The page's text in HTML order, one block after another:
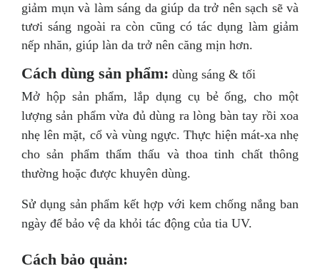
giảm mụn và làm sáng da giúp da trở nên sạch sẽ và
tươi sáng ngoài ra còn cũng có tác dụng làm giảm
nếp nhăn, giúp làn da trở nên căng mịn hơn.
Cách dùng sản phẩm: dùng sáng & tối
Mở hộp sản phẩm, lắp dụng cụ bẻ ống, cho một
lượng sản phẩm vừa đủ dùng ra lòng bàn tay rồi xoa
nhẹ lên mặt, cổ và vùng ngực. Thực hiện mát-xa nhẹ
cho sản phẩm thẩm thấu và thoa tinh chất thông
thường hoặc được khuyên dùng.
Sử dụng sản phẩm kết hợp với kem chống nắng ban
ngày để bảo vệ da khỏi tác động của tia UV.
Cách bảo quản: